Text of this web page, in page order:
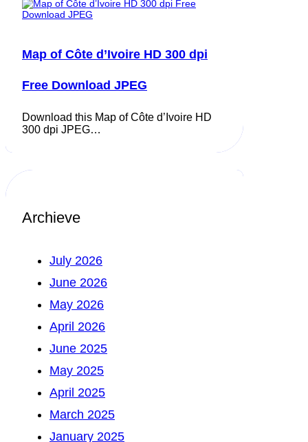
Map of Côte d’Ivoire HD 300 dpi
Free Download JPEG
Download this Map of Côte d’Ivoire HD
300 dpi JPEG…
Archieve
July 2026
June 2026
May 2026
April 2026
June 2025
May 2025
April 2025
March 2025
January 2025